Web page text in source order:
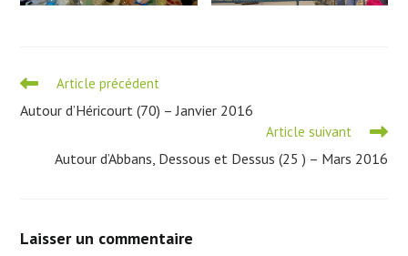
Read
articles
Article précédent
Autour d’Héricourt (70) – Janvier 2016
Article suivant
Autour d’Abbans, Dessous et Dessus (25 ) – Mars 2016
Laisser un commentaire